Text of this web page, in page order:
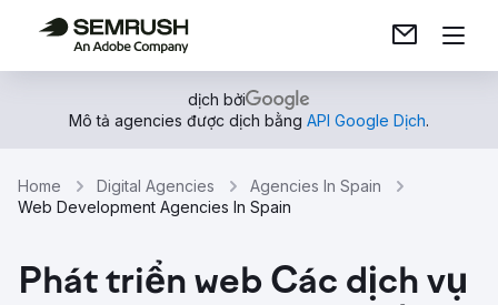
dịch bởi
Mô tả agencies được dịch bằng API Google Dịch.
Home Digital Agencies
Agencies In Spain
Web Development Agencies In Spain
Phát triển web Các dịch vụ